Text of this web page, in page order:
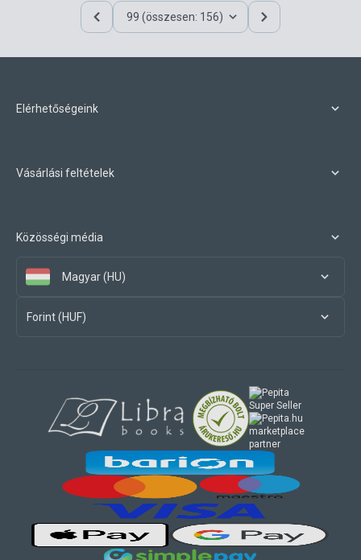
99 (összesen: 156)
Elérhetőségeink
Vásárlási feltételek
Közösségi média
Magyar (HU)
Forint (HUF)
marketplace
partner